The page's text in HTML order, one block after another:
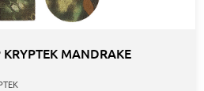
MANDRAKE